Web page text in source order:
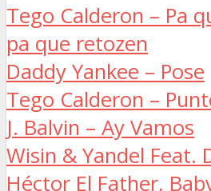
Tego Calderon – Pa
pa que retozen
Daddy Yankee – Pose
Tego Calderon –
J. Balvin – Ay Vamos
Wisin & Yandel Feat.
Héctor El Father,